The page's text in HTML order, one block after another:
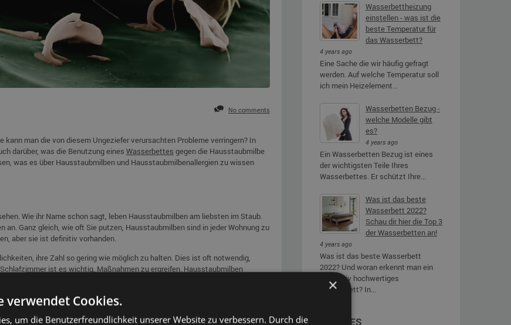
No comments
man die von diesem Ungeziefer verursachten Probleme verringern? In
darüber, was die Benutzung eines Wasserbettes gegen die Hausstaubmilbe
was es über Hausstaubmilben und Hausstaubmilbenallergien zu wissen
Wie ihr Name schon sagt, leben Hausstaubmilben am liebsten im Staub.
Ganz gleich, wie oft Sie putzen, Hausstaubmilben sind in jeder Wohnung zu
aber sie ist definitiv vorhanden.
ihre Zahl so gering wie möglich zu halten. Dies ist oft notwendig,
ist es wichtig, Maßnahmen zu ergreifen. Hausstaubmilben
im Bett, befinden. Wenn Sie auf Hausstaubmilben allergisch
der Hausstaubmilbe. Eine Hausstaubmilbenallergie tritt am
einhergehen. Im Folgenden sind einige der Symptome aufgeführt, die
Wasserbettheizung
einstellen - was ist die
beste Temperatur für
das Wasserbett?
4 years ago
Eine Sache die wir häufig gefragt
werden. Auf welche Temperatur soll
ich mein Heizelement...
Wasserbetten Bezug -
welche Modelle gibt
es?
4 years ago
Ein Wasserbetten Bezug ist eines
der wichtigsten Teile Ihres
Wasserbettes. Er schützt Ihre...
Was ist das beste
Wasserbett 2022?
Schau dir hier die Top 3
der Wasserbetten an!
4 years ago
Was ist das beste Wasserbett
2022? Und woran erkennt man ein
qualitativ hochwertiges
Wasserbett? In...
ARCHIVES
×
verwendet Cookies.
um die Benutzerfreundlichkeit unserer Website zu verbessern. Durch die